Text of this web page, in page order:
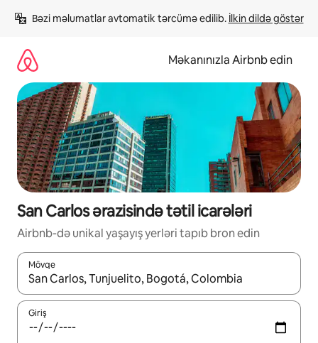
keç
Bəzi məlumatlar avtomatik tərcümə edilib. İlkin dildə göstər
Məkanınızla Airbnb edin
San Carlos ərazisində tətil icarələri
Airbnb-də unikal yaşayış yerləri tapıb bron edin
Mövqe
Nəticələr varsa, yuxarı və aşağı ox düymələri ilə naviqasiya
Giriş